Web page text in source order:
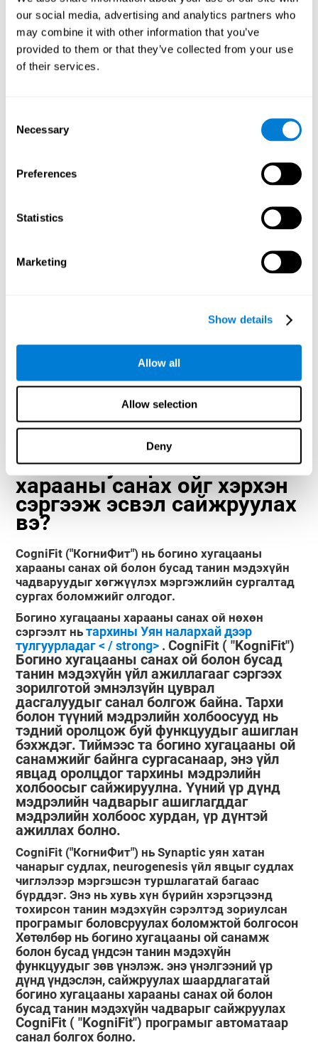
our social media, advertising and analytics partners who
may combine it with other information that you’ve
provided to them or that they’ve collected from your use
of their services.
Selection
Necessary
Preferences
Statistics
Marketing
Show details
Allow all
Allow selection
Deny
обьектуудыг дүрс эсвэл дуугаар үзүүлнэ. Энэ
обьект нь аль хэлбэрээр (зураг эсвэл дуу чимээ)
сүүлчийн удаа гарч ирсэнийг эсвэл огт
үзэгдээгүйг тодорхойлох шаардлагатай.
Төвлөрлийн тест VISMEM-PLAN шинжилгээ
эхлэхтэй зэрэгцэж тэдгээр зүйлс гэрэлтэж
гэрлийн аль алинруу анхаарлаа хандуулах
ёстой. Та тэдгээрийг цаг хугацааны дараалал
эдгээрийн дарааллыг хурдан тогтоож авах
тооны дүрсүүдийг харуулах болно. Энэ
хугацаанд аль болох олон дүрмийг тогтоож
бүрийн хариулт санал болгоно. Та зөв
хариултыг сонгох хэрэгтэй.
Богино хугацааны
харааны санах ойг хэрхэн
сэргээж эсвэл сайжруулах
вэ?
CogniFit ("КогниФит") нь богино хугацааны
харааны санах ой болон бусад танин мэдэхүйн
чадваруудыг хөгжүүлэх мэргэжлийн сургалтад
сургах боломжийг олгодог.
Богино хугацааны харааны санах ой нөхөн
сэргээлт нь тархины Уян налархай дээр
тулгуурладаг < / strong> .CogniFit ( "KogniFit")
Богино хугацааны санах ой болон бусад
танин мэдэхүйн үйл ажиллагааг сэргээх
зорилготой эмнэлзүйн цуврал
дасгалуудыг санал болгож байна. Тархи
болон түүний мэдрэлийн холбоосууд нь
тэдний оролцож буй функцуудыг ашиглан
бэхждэг. Тиймээс та богино хугацааны ой
санамжийг байнга сургасанаар, энэ үйл
явцад оролцдог тархины мэдрэлийн
холбоосыг сайжируулна. Үүний үр дүнд
мэдрэлийн чадварыг ашиглагддаг
мэдрэлийн холбоос хурдан, үр дүнтэй
ажиллах болно.
CogniFit ("КогниФит") нь Synaptic уян хатан
чанарыг судлах, neurogenesis үйл явцыг судлах
чиглэлээр мэргэшсэн туршлагатай багаас
бүрддэг. Энэ нь хувь хүн бүрийн хэрэгцээнд
тохирсон танин мэдэхүйн сэрэлтэд зориулсан
програмыг боловсруулах боломжтой болгосон
Хөтөлбөр нь богино хугацааны ой санамж
болон бусад үндсэн танин мэдэхүйн
функцуудыг зөв үнэлэж. энэ үнэлгээний үр
дүнд үндэслэн, сайжруулах шаардлагатай
богино хугацааны харааны санах ой болон
бусад танин мэдэхүйн чадварыг сайжруулах
CogniFit ( "KogniFit") програмыг автоматаар
санал болгох болно.